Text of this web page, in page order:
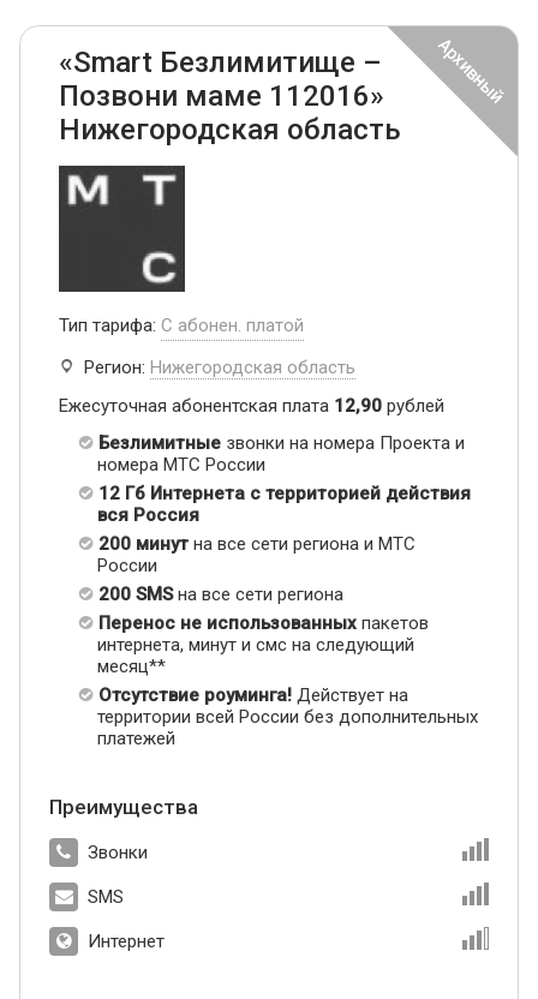
«Smart Безлимитище –
Позвони маме 112016»
Нижегородская область
Тип тарифа: С абонен. платой
Регион: Нижегородская область
Ежесуточная абонентская плата 12,90 рублей
Безлимитные звонки на номера Проекта и
номера МТС России
12 Гб Интернета с территорией действия
вся Россия
200 минут на все сети региона и МТС
России
200 SMSна все сети региона
Перенос не использованных пакетов
интернета, минут и смс на следующий
месяц**
Отсутствие роуминга! Действует на
территории всей России без дополнительных
платежей
Преимущества
Звонки
SMS
Интернет